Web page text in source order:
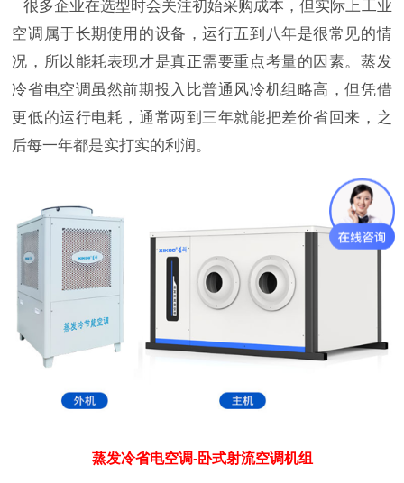
很多企业在选型时会关注初始采购成本，但实际上工业
空调属于长期使用的设备，运行五到八年是很常见的情
况，所以能耗表现才是真正需要重点考量的因素。蒸发
冷省电空调虽然前期投入比普通风冷机组略高，但凭借
更低的运行电耗，通常两到三年就能把差价省回来，之
后每一年都是实打实的利润。
蒸发冷省电空调-卧式射流空调机组